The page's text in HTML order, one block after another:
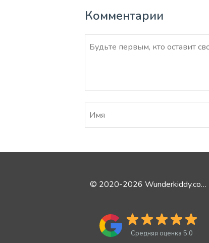
Комментарии
© 2020-2026 Wunderkiddy.com
Средняя оценка 5.0